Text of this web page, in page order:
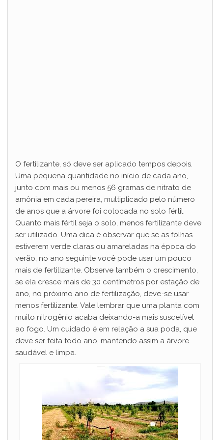
O fertilizante, só deve ser aplicado tempos depois.
Uma pequena quantidade no início de cada ano,
junto com mais ou menos 56 gramas de nitrato de
amônia em cada pereira, multiplicado pelo número
de anos que a árvore foi colocada no solo fértil.
Quanto mais fértil seja o solo, menos fertilizante deve
ser utilizado. Uma dica é observar que se as folhas
estiverem verde claras ou amareladas na época do
verão, no ano seguinte você pode usar um pouco
mais de fertilizante. Observe também o crescimento,
se ela cresce mais de 30 centímetros por estação de
ano, no próximo ano de fertilização, deve-se usar
menos fertilizante. Vale lembrar que uma planta com
muito nitrogênio acaba deixando-a mais suscetível
ao fogo. Um cuidado é em relação a sua poda, que
deve ser feita todo ano, mantendo assim a árvore
saudável e limpa.